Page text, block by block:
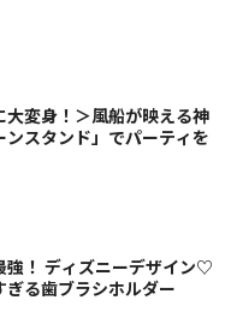
大変身！＞風船が映える神
スタンド」でパーティを
強！ ディズニーデザイン♡
る歯ブラシホルダー